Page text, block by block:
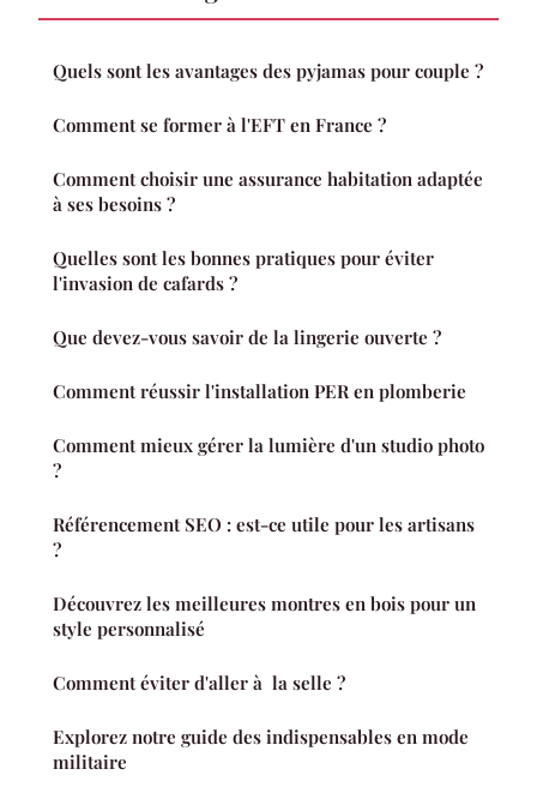
Quels sont les avantages des pyjamas pour couple ?
Comment se former à l'EFT en France ?
Comment choisir une assurance habitation adaptée
à ses besoins ?
Quelles sont les bonnes pratiques pour éviter
l'invasion de cafards ?
Que devez-vous savoir de la lingerie ouverte ?
Comment réussir l'installation PER en plomberie
Comment mieux gérer la lumière d'un studio photo
?
Référencement SEO : est-ce utile pour les artisans
?
Découvrez les meilleures montres en bois pour un
style personnalisé
Comment éviter d'aller à la selle ?
Explorez notre guide des indispensables en mode
militaire